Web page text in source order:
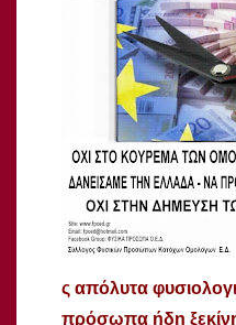
ς απόλυτα
πρόσωπα ήδη